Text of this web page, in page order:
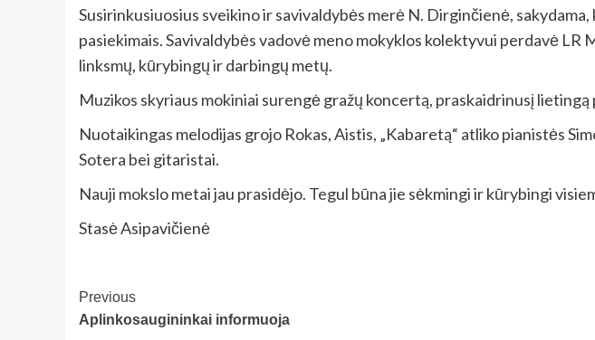
Susirinkusiuosius sveikino ir savivaldybės merė N. Dirginčienė,
pasiekimais. Savivaldybės vadovė meno mokyklos kolektyvui perdavė
linksmų, kūrybingų ir darbingų metų.
Muzikos skyriaus mokiniai surengė gražų koncertą, praskaidrinusį lietingą
Nuotaikingas melodijas grojo Rokas, Aistis, „Kabaretą“ atliko pianistės
Sotera bei gitaristai.
Nauji mokslo metai jau prasidėjo. Tegul būna jie sėkmingi ir kūrybingi
Stasė Asipavičienė
Post
Navigation
Previous
Aplinkosaugininkai informuoja